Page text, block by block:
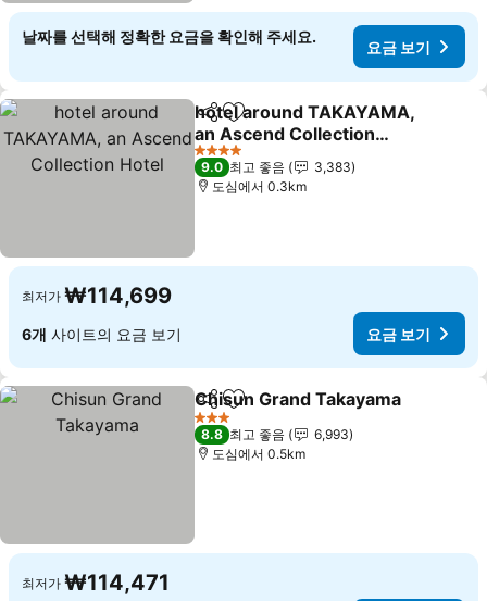
날짜를 선택해 정확한 요금을 확인해 주세요.
요금 보기
공유 즐겨찾기에 추가
hotel around TAKAYAMA,
an Ascend Collection
Hotel
요금 보기
4 성급
9.0 최고 좋음
3,383
도심에서 0.3km
최저가 ₩114,699
6개 사이트의 요금 보기 요금 보기
공유 즐겨찾기에 추가
Chisun Grand Takayama
3 성급
8.8 최고 좋음
6,993
도심에서 0.5km
최저가 ₩114,471